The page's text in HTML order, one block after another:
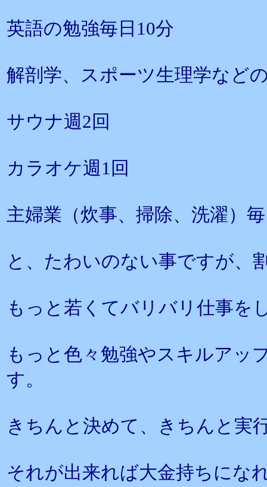
英語の勉強毎日10分
解剖学、スポーツ生理学など
サウナ週2回
カラオケ週1回
主婦業（炊事、掃除、洗濯）
と、たわいのない事ですが、
もっと若くてバリバリ仕事を
もっと色々勉強やスキルアッ
す。
きちんと決めて、きちんと実
それが出来れば大金持ちにな